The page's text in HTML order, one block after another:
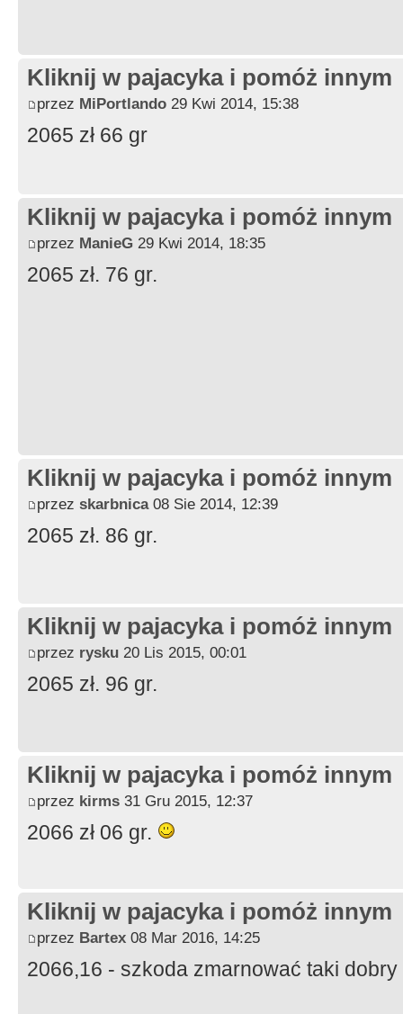
Kliknij w pajacyka i pomóż innym
przez MiPortlando 29 Kwi 2014, 15:38
2065 zł 66 gr
Kliknij w pajacyka i pomóż innym
przez ManieG 29 Kwi 2014, 18:35
2065 zł. 76 gr.
Kliknij w pajacyka i pomóż innym
przez skarbnica08 Sie 2014, 12:39
2065 zł. 86 gr.
Kliknij w pajacyka i pomóż innym
przez rysku 20 Lis 2015, 00:01
2065 zł. 96 gr.
Kliknij w pajacyka i pomóż innym
przez kirms 31 Gru 2015, 12:37
2066 zł 06 gr.
Kliknij w pajacyka i pomóż innym
przez Bartex 08 Mar 2016, 14:25
2066,16 - szkoda zmarnować taki